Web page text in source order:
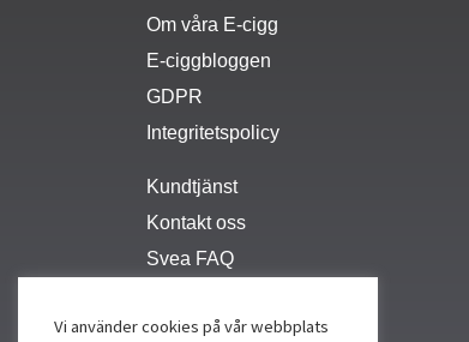
Om våra E-cigg
E-ciggbloggen
GDPR
Integritetspolicy
Kundtjänst
Kontakt oss
Svea FAQ
Vi använder cookies på vår webbplats